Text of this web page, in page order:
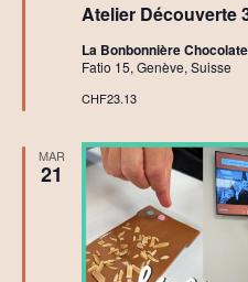
Atelier Découverte
avant
La Bonbonnière
Fatio 15, Genève, Suisse
CHF23.13
MAR
21